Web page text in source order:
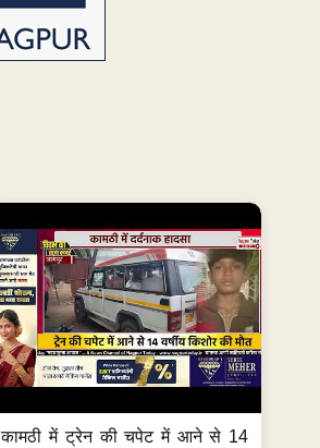
कामठी में ट्रेन की चपेट में आने से 14